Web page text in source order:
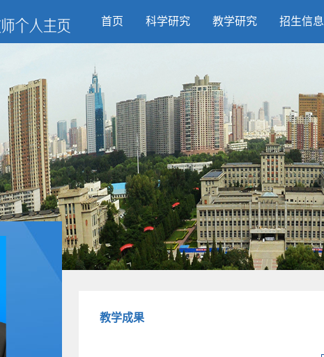
首页 科学研究 教学研究 招生信息
教学成果